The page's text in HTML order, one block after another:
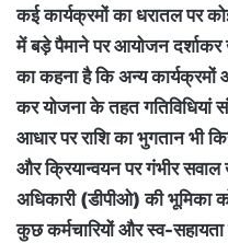
कई कार्यक्रमों का धरातल पर
में बड़े पैमाने पर आयोजन दर्शाकर
का कहना है कि अन्य कार्यक्रमों
कर योजना के तहत गतिविधियां
आधार पर राशि का भुगतान भी
और क्रियान्वयन पर गंभीर
अधिकारी (डीपीओ) की भूमिका
कुछ कर्मचारियों और स्व-सहायता